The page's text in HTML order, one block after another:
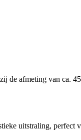
de afmeting van ca.
uitstraling, perfect